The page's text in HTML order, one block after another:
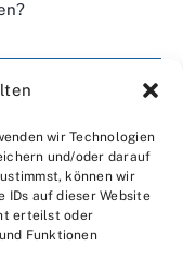
wir Technologien
und/oder darauf
können wir
IDs auf dieser Website
erteilst oder
Funktionen